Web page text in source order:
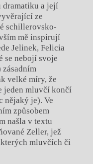
dramatiku a její
ze
schillerovsko-
mě inspirují
Jelinek, Felicia
se nebojí svoje
zásadním
velké míry, že
jeden mluvčí končí
nějaký je). Ve
způsobem
našla v textu
Zeller, jež
mluvčích či